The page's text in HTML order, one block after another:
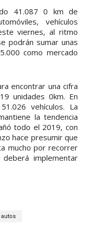
41.087 0 km de
vehículos
viernes, al ritmo
podrán sumar unas
como mercado
encontrar una cifra
unidades 0km. En
vehículos. La
la tendencia
todo el 2019, con
hace presumir que
mucho por recorrer
implementar